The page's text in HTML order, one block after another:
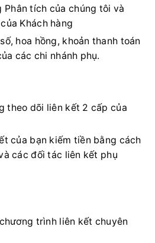
Phân tích của chúng tôi và
Khách hàng
hoa hồng, khoản thanh toán
các chi nhánh phụ.
theo dõi liên kết 2 cấp của
của bạn kiếm tiền bằng cách
các đối tác liên kết phụ
trình liên kết chuyên